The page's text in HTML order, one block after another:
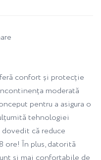
confort și protecție
moderată
pentru a asigura o
tehnologiei
că reduce
ore! În plus, datorită
și mai confortabile de